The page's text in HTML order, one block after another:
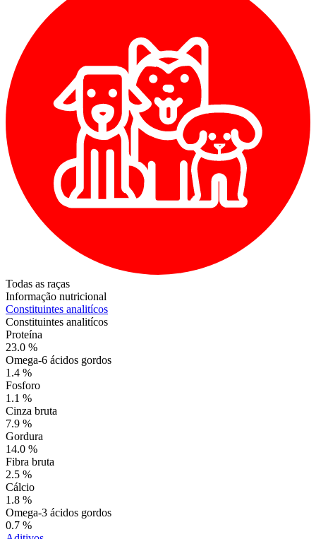
Todas as raças
Informação nutricional
Constituintes analitícos
Constituintes analitícos
Proteína
23.0 %
Omega-6 ácidos gordos
1.4 %
Fosforo
1.1 %
Cinza bruta
7.9 %
Gordura
14.0 %
Fibra bruta
2.5 %
Cálcio
1.8 %
Omega-3 ácidos gordos
0.7 %